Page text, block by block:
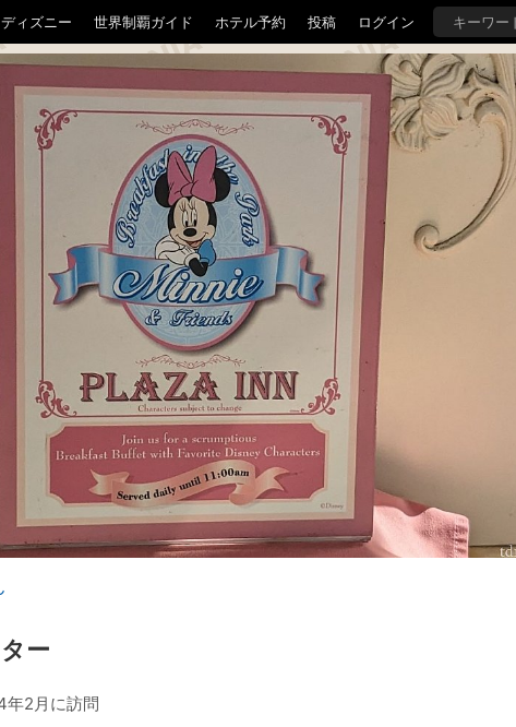
ィズニー 世界制覇ガイド ホテル予約 投稿 ログイン
ー
年2月に訪問